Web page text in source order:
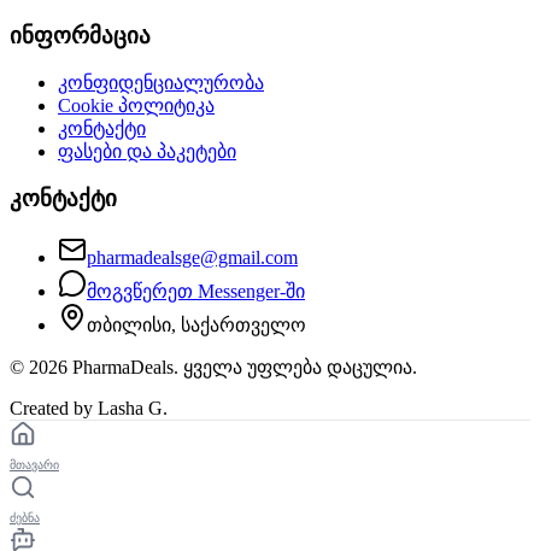
ინფორმაცია
კონფიდენციალურობა
Cookie პოლიტიკა
კონტაქტი
ფასები და პაკეტები
კონტაქტი
pharmadealsge@gmail.com
მოგვწერეთ Messenger-ში
თბილისი, საქართველო
© 2026 PharmaDeals. ყველა უფლება დაცულია.
Created by Lasha G.
მთავარი
ძებნა